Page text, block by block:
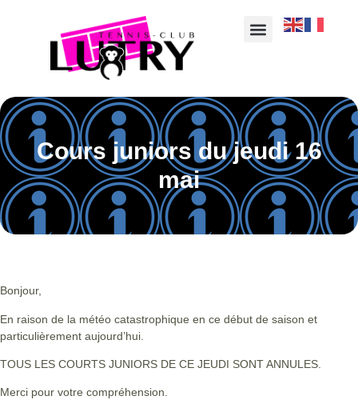
Cours juniors du jeudi 16
mai
Bonjour,
En raison de la météo catastrophique en ce début de saison et
particulièrement aujourd’hui.
TOUS LES COURTS JUNIORS DE CE JEUDI SONT ANNULES.
Merci pour votre compréhension.